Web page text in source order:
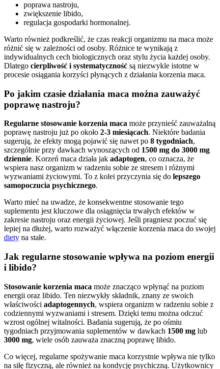
poprawa nastroju,
zwiększenie libido,
regulacja gospodarki hormonalnej.
Warto również podkreślić, że czas reakcji organizmu na maca może
różnić się w zależności od osoby. Różnice te wynikają z
indywidualnych cech biologicznych oraz stylu życia każdej osoby.
Dlatego cierpliwość i systematyczność są niezwykle istotne w
procesie osiągania korzyści płynących z działania korzenia maca.
Po jakim czasie działania maca można zauważyć
poprawę nastroju?
Regularne stosowanie korzenia maca może przynieść zauważalną
poprawę nastroju już po około 2-3 miesiącach. Niektóre badania
sugerują, że efekty mogą pojawić się nawet po 8 tygodniach,
szczególnie przy dawkach wynoszących od 1500 mg do 3000 mg
dziennie. Korzeń maca działa jak adaptogen, co oznacza, że
wspiera nasz organizm w radzeniu sobie ze stresem i różnymi
wyzwaniami życiowymi. To z kolei przyczynia się do lepszego
samopoczucia psychicznego.
Warto mieć na uwadze, że konsekwentne stosowanie tego
suplementu jest kluczowe dla osiągnięcia trwałych efektów w
zakresie nastroju oraz energii życiowej. Jeśli pragniesz poczuć się
lepiej na dłużej, warto rozważyć włączenie korzenia maca do swojej
diety na stałe.
Jak regularne stosowanie wpływa na poziom energii
i libido?
Stosowanie korzenia maca może znacząco wpłynąć na poziom
energii oraz libido. Ten niezwykły składnik, znany ze swoich
właściwości adaptogennych, wspiera organizm w radzeniu sobie z
codziennymi wyzwaniami i stresem. Dzięki temu można odczuć
wzrost ogólnej witalności. Badania sugerują, że po ośmiu
tygodniach przyjmowania suplementów w dawkach 1500 mg lub
3000 mg, wiele osób zauważa znaczną poprawę libido.
Co więcej, regularne spożywanie maca korzystnie wpływa nie tylko
na siłę fizyczną, ale również na kondycję psychiczną. Użytkownicy